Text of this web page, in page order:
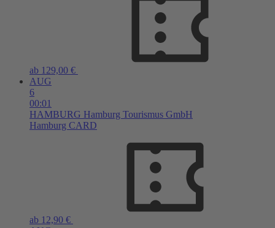
ab 129,00 €
AUG
6
00:01
HAMBURG Hamburg Tourismus GmbH
Hamburg CARD
ab 12,90 €